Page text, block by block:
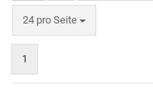
24 pro Seite
1